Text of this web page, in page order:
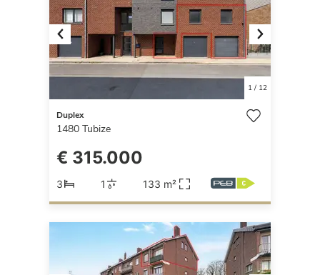
Previous Next
1/ 12
Duplex
1480 Tubize
€ 315.000
3 1 133 m²